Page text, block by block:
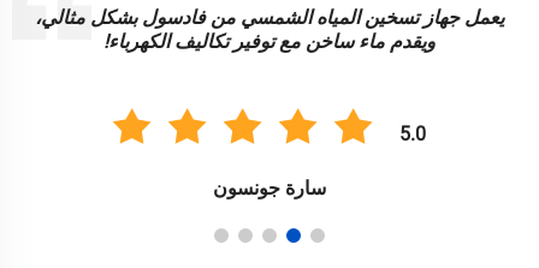
يعمل جهاز تسخين المياه الشمسي من فادسول بشكل مثالي،
ويقدم ماء ساخن مع توفير تكاليف الكهرباء!
5.0
سارة جونسون